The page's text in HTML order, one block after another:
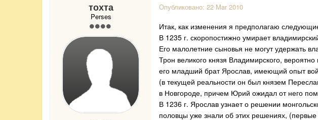
тохта
Perses
Опубликовано:22 Mar 2010
Итак, как изменения я предполагаю
В 1235 г. скоропостижно умирает
Его малолетние сыновья не могут удержать
Трон великого князя Владимирского,
его младший брат Ярослав, имеющий опыт
(в текущей реальности он был князем
в Новгороде, причем Юрий ожидал от него
В 1236 г. Ярослав узнает о решении
половцы уже знали об этих решениях,